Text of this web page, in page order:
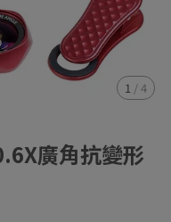
1 /4
廣角抗變形